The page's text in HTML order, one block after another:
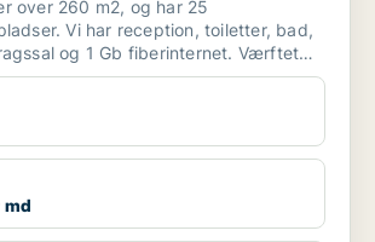
over 260 m2, og har 25
toiletter, bad,
og 1 Gb fiberinternet. Værftet
md